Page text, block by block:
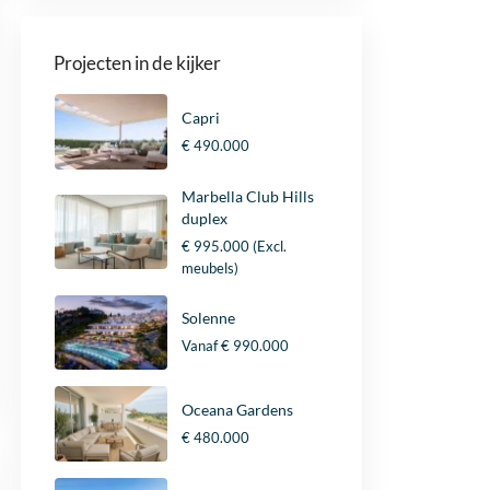
Projecten in de kijker
Capri
€ 490.000
Marbella Club Hills
duplex
€ 995.000(Excl.
meubels)
Solenne
Vanaf€ 990.000
Oceana Gardens
€ 480.000